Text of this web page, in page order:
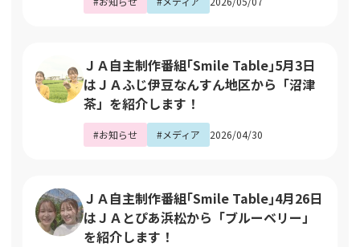
ＪＡ自主制作番組｢Smile Table｣5月3日
はＪＡふじ伊豆なんすん地区から「沼津
茶」を紹介します！
#お知らせ #メディア 2026/04/30
ＪＡ自主制作番組｢Smile Table｣4月26日
はＪＡとぴあ浜松から「ブルーベリー」
を紹介します！